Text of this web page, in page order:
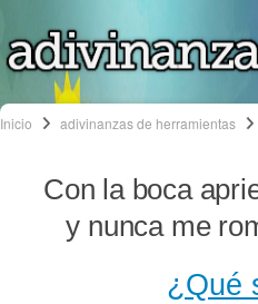
Inicio adivinanzas de herramientas
Con la boca
y nunca me
¿Qué